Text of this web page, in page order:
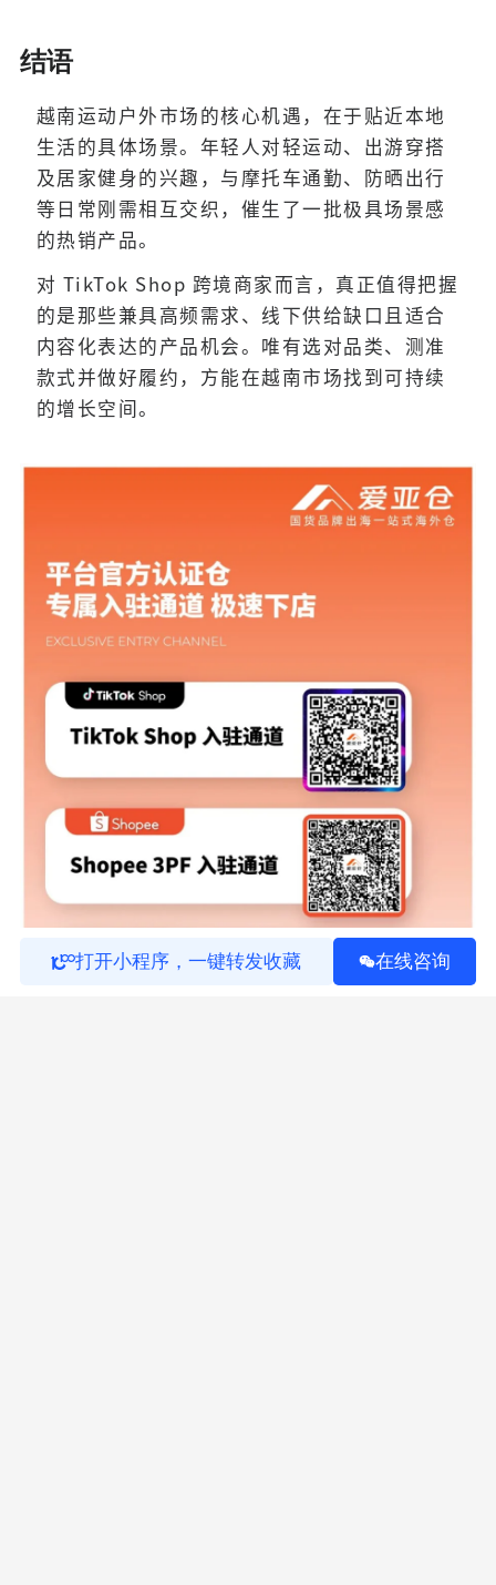
结语
越南运动户外市场的核心机遇，在于贴近本地
生活的具体场景。年轻人对轻运动、出游穿搭
及居家健身的兴趣，与摩托车通勤、防晒出行
等日常刚需相互交织，催生了一批极具场景感
的热销产品。
对 TikTok Shop 跨境商家而言，真正值得把握
的是那些兼具高频需求、线下供给缺口且适合
内容化表达的产品机会。唯有选对品类、测准
款式并做好履约，方能在越南市场找到可持续
的增长空间。
打开小程序，一键转发收藏 在线咨询